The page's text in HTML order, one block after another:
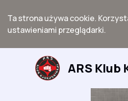
Ta strona używa cookie.
ustawieniami przeglądarki.
ARS Klub